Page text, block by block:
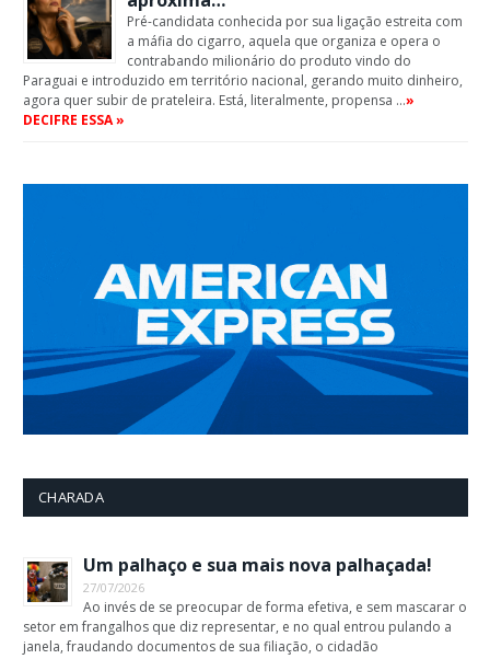
Pré-candidata conhecida por sua ligação estreita com
a máfia do cigarro, aquela que organiza e opera o
contrabando milionário do produto vindo do
Paraguai e introduzido em território nacional, gerando muito dinheiro,
agora quer subir de prateleira. Está, literalmente, propensa …»
DECIFRE ESSA »
CHARADA
Um palhaço e sua mais nova palhaçada!
27/07/2026
Ao invés de se preocupar de forma efetiva, e sem mascarar o
setor em frangalhos que diz representar, e no qual entrou pulando a
janela, fraudando documentos de sua filiação, o cidadão